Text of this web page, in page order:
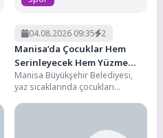
04.08.2026 09:35 2
Manisa’da Çocuklar Hem
Serinleyecek Hem Yüzme
Öğrenecek
Manisa Büyükşehir Belediyesi,
yaz sıcaklarında çocukları
edecek bir projeyi hayata